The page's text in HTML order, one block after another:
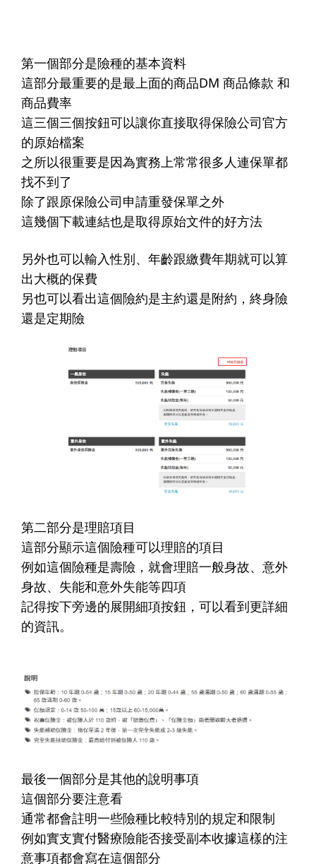
第一個部分是險種的基本資料
這部分最重要的是最上面的商品DM 商品條款 和
商品費率
這三個三個按鈕可以讓你直接取得保險公司官方
的原始檔案
之所以很重要是因為實務上常常很多人連保單都
找不到了
除了跟原保險公司申請重發保單之外
這幾個下載連結也是取得原始文件的好方法
另外也可以輸入性別、年齡跟繳費年期就可以算
出大概的保費
另也可以看出這個險約是主約還是附約，終身險
還是定期險
第二部分是理賠項目
這部分顯示這個險種可以理賠的項目
例如這個險種是壽險，就會理賠一般身故、意外
身故、失能和意外失能等四項
記得按下旁邊的展開細項按鈕，可以看到更詳細
的資訊。
最後一個部分是其他的說明事項
這個部分要注意看
通常都會註明一些險種比較特別的規定和限制
例如實支實付醫療險能否接受副本收據這樣的注
意事項都會寫在這個部分